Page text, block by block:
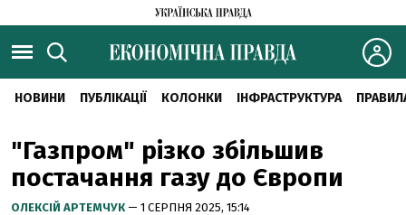
НОВИНИ ПУБЛІКАЦІЇ КОЛОНКИ ІНФРАСТРУКТУРА
"Газпром" різко збільшив
постачання газу до Європи
ОЛЕКСІЙ АРТЕМЧУК — 1 СЕРПНЯ 2025, 15:14